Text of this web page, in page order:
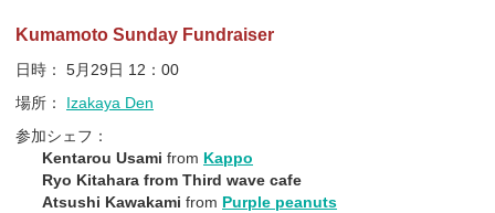
Kumamoto Sunday Fundraiser
日時： 5月29日 12：00
場所： Izakaya Den
参加シェフ：
Kentarou Usami from Kappo
Ryo Kitahara from Third wave cafe
Atsushi Kawakami from Purple peanuts